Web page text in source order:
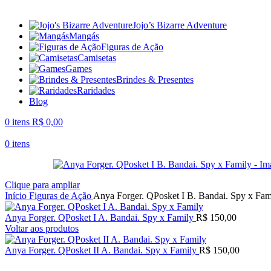
Jojo’s Bizarre Adventure
Mangás
Figuras de Ação
Camisetas
Games
Brindes & Presentes
Raridades
Blog
0 itens R$ 0,00
0 itens
Clique para ampliar
Início Figuras de Ação Anya Forger. QPosket I B. Bandai. Spy x
Anya Forger. QPosket I A. Bandai. Spy x Family R$ 150,00
Voltar aos produtos
Anya Forger. QPosket II A. Bandai. Spy x Family R$ 150,00